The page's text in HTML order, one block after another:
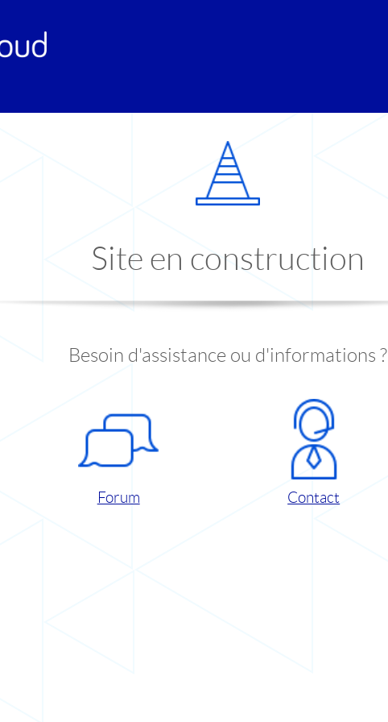
Site en construction
Besoin d'assistance ou d'informations ?
Forum Contact